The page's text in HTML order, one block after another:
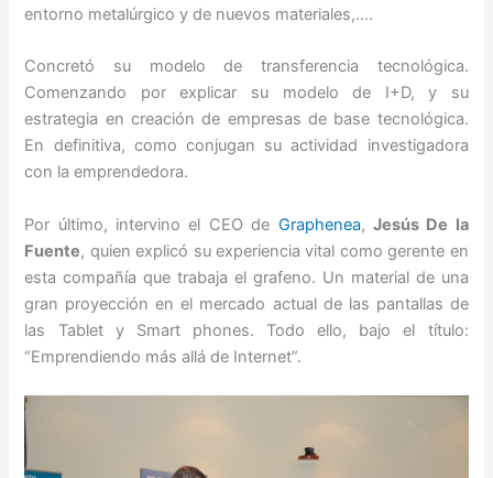
entorno metalúrgico y de nuevos materiales,….
Concretó su modelo de transferencia tecnológica.
Comenzando por explicar su modelo de I+D, y su
estrategia en creación de empresas de base tecnológica.
En definitiva, como conjugan su actividad investigadora
con la emprendedora.
Por último, intervino el CEO de Graphenea, Jesús De la
Fuente, quien explicó su experiencia vital como gerente en
esta compañía que trabaja el grafeno. Un material de una
gran proyección en el mercado actual de las pantallas de
las Tablet y Smart phones. Todo ello, bajo el título:
“Emprendiendo más allá de Internet”.